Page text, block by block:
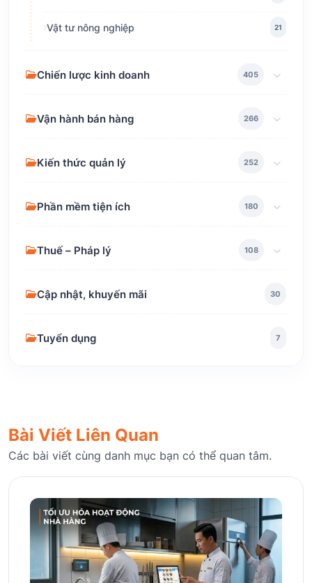
Vật tư nông nghiệp 21
Chiến lược kinh doanh 405
Vận hành bán hàng 266
Kiến thức quản lý 252
Phần mềm tiện ích 180
Thuế – Pháp lý 108
Cập nhật, khuyến mãi 30
Tuyển dụng 7
Bài Viết Liên Quan
Các bài viết cùng danh mục bạn có thể quan tâm.